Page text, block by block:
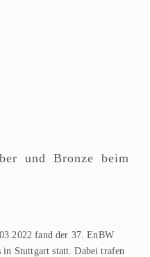
und Bronze beim
fand der 37. EnBW
in Stuttgart statt. Dabei trafen